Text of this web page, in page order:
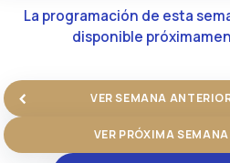
La programación de esta
disponible
‹ VER SEMANA
VER PRÓXIMA SEMANA